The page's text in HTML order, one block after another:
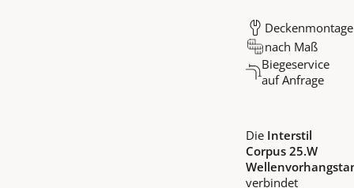
Deckenmontage
nach Maß
Biegeservice
auf Anfrage
Die Interstil
Corpus 25.W
verbindet